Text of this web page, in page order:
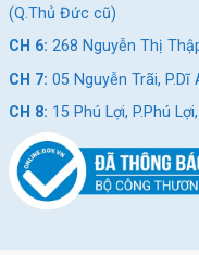
(Q.Thủ Đức cũ)
CH 6: 268 Nguyễn Thị
CH 7: 05 Nguyễn Trãi, P.Dĩ
CH 8: 15 Phú Lợi, P.Phú